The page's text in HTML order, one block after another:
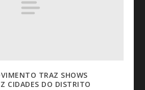
TRAZ SHOWS
CIDADES DO DISTRITO